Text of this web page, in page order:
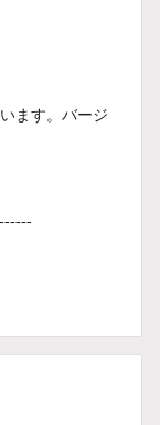
ます。バージ